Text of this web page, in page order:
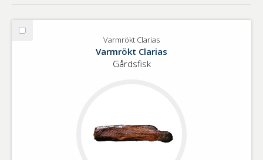
Välj
Varmrökt Clarias
Varmrökt Clarias
Gårdsfisk